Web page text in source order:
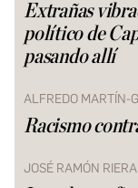
Extrañas
político de
pasando allí
ALFREDO MARTÍN-
Racismo
JOSÉ RAMÓN RIERA